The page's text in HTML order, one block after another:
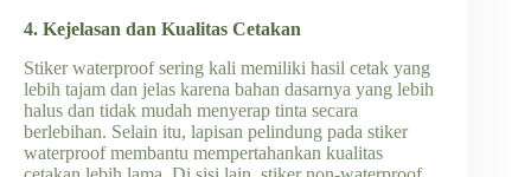
4. Kejelasan dan Kualitas Cetakan
Stiker waterproof sering kali memiliki hasil cetak yang
lebih tajam dan jelas karena bahan dasarnya yang lebih
halus dan tidak mudah menyerap tinta secara
berlebihan. Selain itu, lapisan pelindung pada stiker
waterproof membantu mempertahankan kualitas